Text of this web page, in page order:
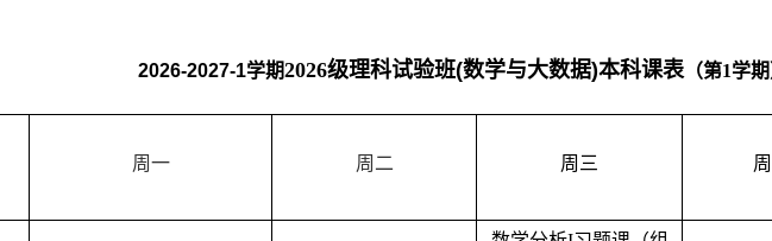
2026-2027-1学期2026级理科试验班(数学与大数据)本科课表（第1学期
周一 周二 周 三 周